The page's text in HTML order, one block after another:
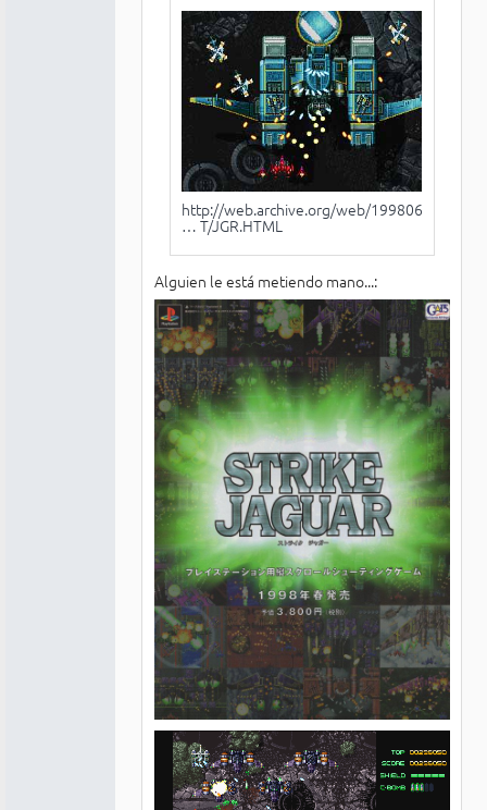
http://web.archive.org/web/199806132327
… T/JGR.HTML
Alguien le está metiendo mano...: